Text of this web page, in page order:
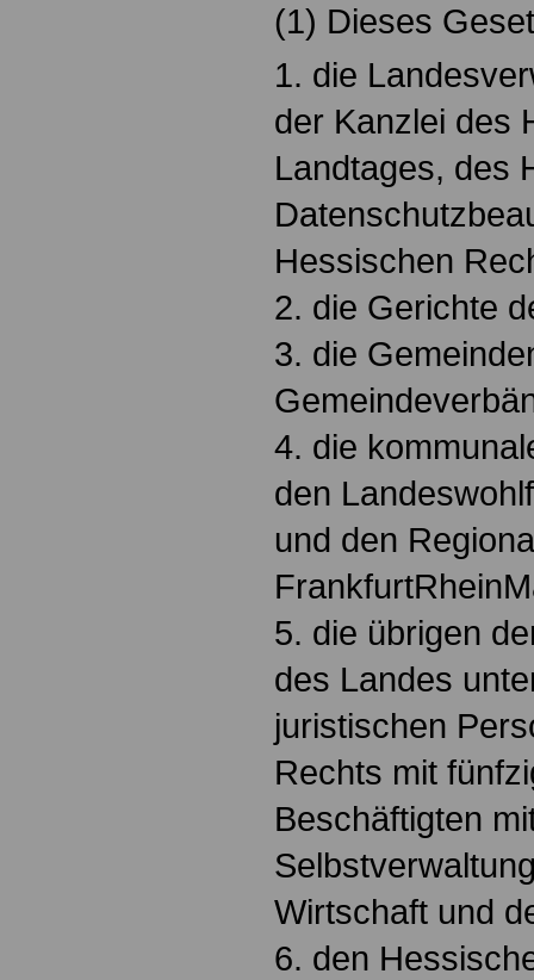
(1) Dieses
1. die
der Kanzlei des
Landtages, des
Hessischen
2. die Gerichte
3. die
4. die
den
und den
5. die übrigen
des Landes
juristischen
Rechts mit
Beschäftigten
Wirtschaft und
6. den